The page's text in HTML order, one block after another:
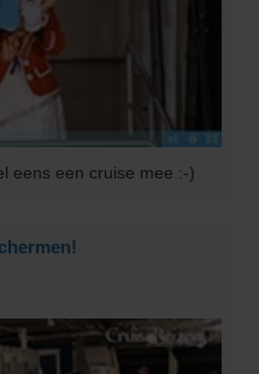
eens een cruise mee :-)